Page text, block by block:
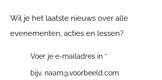
Wil je het laatste nieuws over alle
evenementen, acties en lessen?
Voer je e-mailadres in